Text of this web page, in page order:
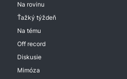
Na rovinu
Ťažký týždeň
Na tému
Off record
Diskusie
Mimóza